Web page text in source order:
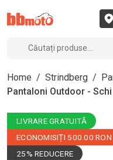
Home / Strindberg /
Pantaloni Outdoor -
LIVRARE GRATUITĂ
ECONOMISIȚI 500.00 RON
25% REDUCERE